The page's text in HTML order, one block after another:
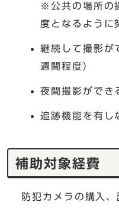
※公共の場所の
度となるように
継続して撮影が
週間程度）
夜間撮影ができ
追跡機能を有し
補助対象経費
防犯カメラの購入